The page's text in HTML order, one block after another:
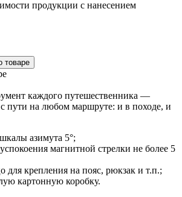
продукции с нанесением
товаре
каждого путешественника —
пути на любом маршруте: и в походе, и
азимута 5°;
магнитной стрелки не более 5
для крепления на пояс, рюкзак и т.п.;
картонную коробку.